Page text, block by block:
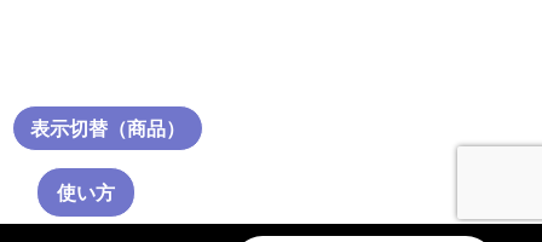
使い方
表示切替（商品）